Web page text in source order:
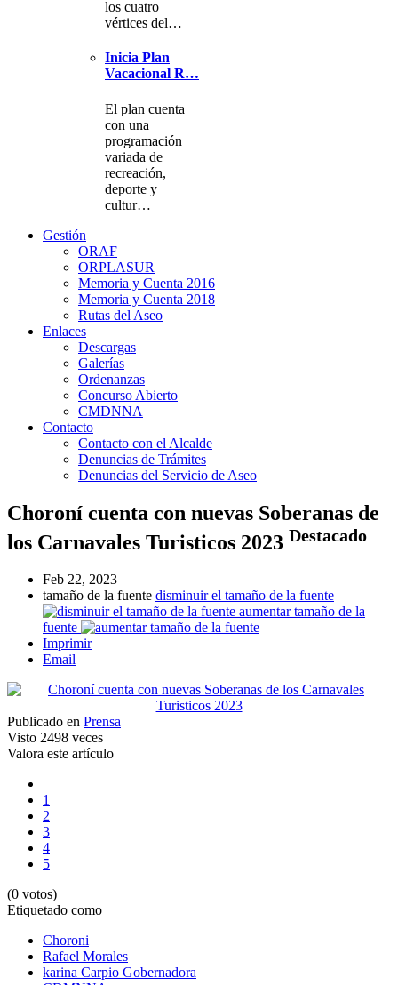
los cuatro
vértices del…
Inicia Plan
Vacacional R…
El plan cuenta
con una
programación
variada de
recreación,
deporte y
cultur…
Gestión
ORAF
ORPLASUR
Memoria y Cuenta 2016
Memoria y Cuenta 2018
Rutas del Aseo
Enlaces
Descargas
Galerías
Ordenanzas
Concurso Abierto
CMDNNA
Contacto
Contacto con el Alcalde
Denuncias de Trámites
Denuncias del Servicio de Aseo
Choroní cuenta con nuevas Soberanas de
los Carnavales Turisticos 2023 Destacado
Feb 22, 2023
tamaño de la fuente disminuir el tamaño de la fuente
aumentar tamaño de la
fuente
Imprimir
Email
Publicado en Prensa
Visto 2498 veces
Valora este artículo
1
2
3
4
5
(0 votos)
Etiquetado como
Choroni
Rafael Morales
karina Carpio Gobernadora